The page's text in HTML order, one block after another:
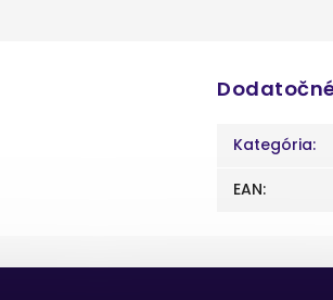
Kategória:
EAN: